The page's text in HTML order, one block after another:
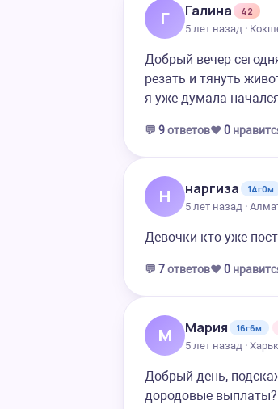
Г Галина
42
5 лет назад ·
Добрый вечер
резать и тянуть
я уже думала
💬 9ответов❤️ 0
Н наргиза 14г0м
5 лет назад ·
Девочки кто уже
💬 7ответов❤️ 0
М Мария 16г6м
5 лет назад ·
Добрый день,
дородовые